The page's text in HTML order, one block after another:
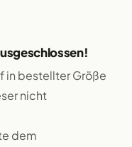
in bestellter Größe
nicht
dem